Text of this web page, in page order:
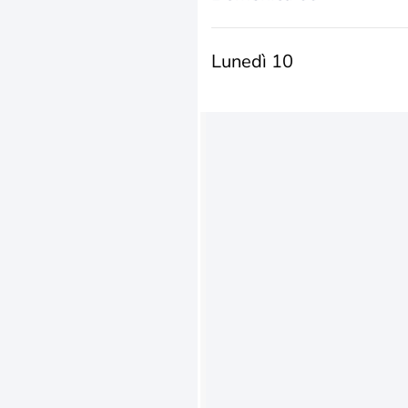
Lunedì 10